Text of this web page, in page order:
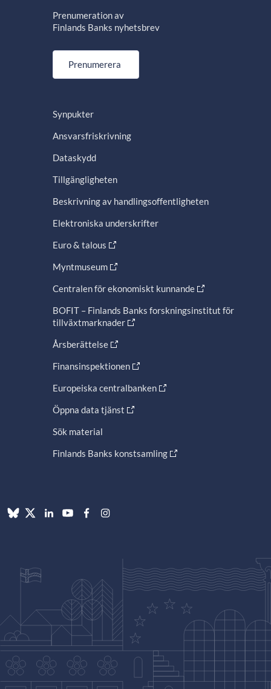
Prenumeration av
Finlands Banks nyhetsbrev
Prenumerera
Synpukter
Ansvarsfriskrivning
Dataskydd
Tillgängligheten
Beskrivning av handlingsoffentligheten
Elektroniska underskrifter
Euro & talous
Myntmuseum
Centralen för ekonomiskt kunnande
BOFIT – Finlands Banks forskningsinstitut för
tillväxtmarknader
Årsberättelse
Finansinspektionen
Europeiska centralbanken
Öppna data tjänst
Sök material
Finlands Banks konstsamling